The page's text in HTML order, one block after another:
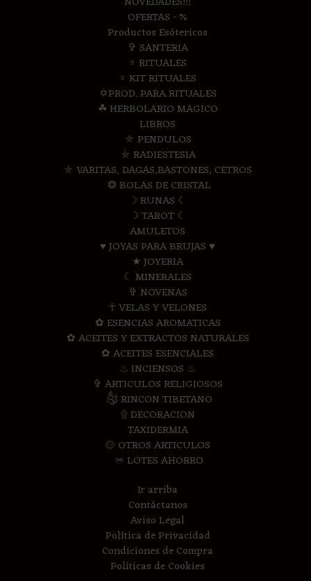
OFERTAS - %
Productos Esótericos
✞ SANTERIA
♆ RITUALES
♆ KIT RITUALES
✡PROD. PARA RITUALES
☘ HERBOLARIO MAGICO
LIBROS
⛤ PENDULOS
⛤ RADIESTESIA
⛤ VARITAS, DAGAS,BASTONES, CETROS
❂ BOLAS DE CRISTAL
☽ RUNAS ☾
☽ TAROT ☾
AMULETOS
♥ JOYAS PARA BRUJAS ♥
★ JOYERIA
☾ MINERALES
✞ NOVENAS
☥ VELAS Y VELONES
✿ ESENCIAS AROMATICAS
✿ ACEITES Y EXTRACTOS NATURALES
✿ ACEITES ESENCIALES
♨ INCIENSOS ♨
✞ ARTICULOS RELIGIOSOS
༃ RINCON TIBETANO
۩ DECORACION
TAXIDERMIA
۞ OTROS ARTICULOS
✂ LOTES AHORRO
Ir arriba
Contáctanos
Aviso Legal
Política de Privacidad
Condiciones de Compra
Políticas de Cookies